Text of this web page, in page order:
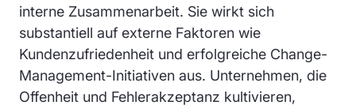
interne Zusammenarbeit. Sie wirkt sich
substantiell auf externe Faktoren wie
Kundenzufriedenheit und erfolgreiche Change-
Management-Initiativen aus. Unternehmen, die
Offenheit und Fehlerakzeptanz kultivieren,